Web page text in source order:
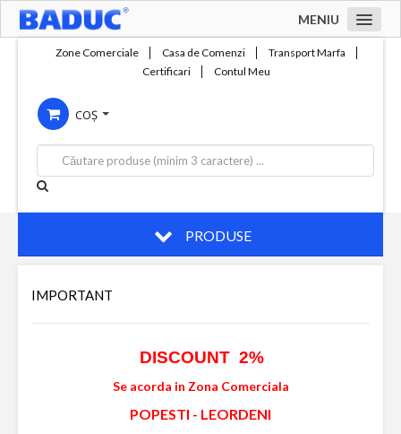
MENIU
Compania
Servicii
Productie
Contact
Zone Comerciale Casa de Comenzi
Transport Marfa
Certificari
Contul Meu
COȘ
PRODUSE
IMPORTANT
DISCOUNT 2%
Se acorda in Zona Comerciala
POPESTI - LEORDENI